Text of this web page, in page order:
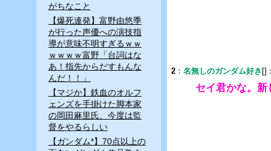
2 ： 名無しのガンダム好き []
セイ君かな。
がちなこと
【爆死連発】富野由悠季
が行った声優への演技指
導が意味不明すぎるｗｗ
ｗｗｗｗ富野「台詞はな
あ！指先からだすもんな
んだ！！」
【マジか】鉄血のオルフ
ェンズを手掛けた脚本家
の岡田麻里氏、今度は監
督をやるらしい
【ガンダム*】70点以上の